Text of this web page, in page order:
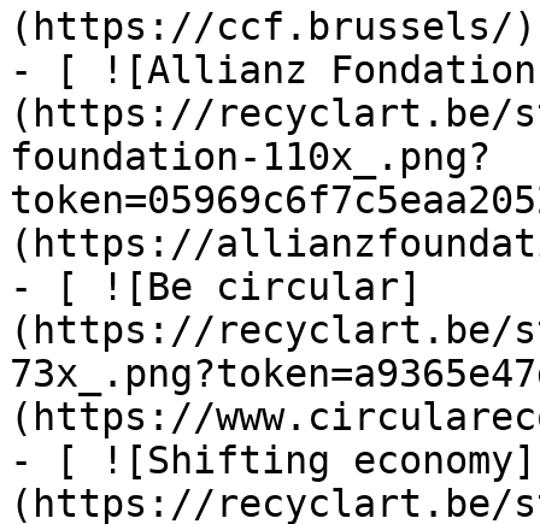
(https://ccf.brussels/)
- [ ![Allianz
(https://recyclart.be/
foundation-110x_.png?
(https://
- [ ![Be circular]
(https://recyclart.be/
(https://
- [ ![Shifting economy]
(https://recyclart.be/